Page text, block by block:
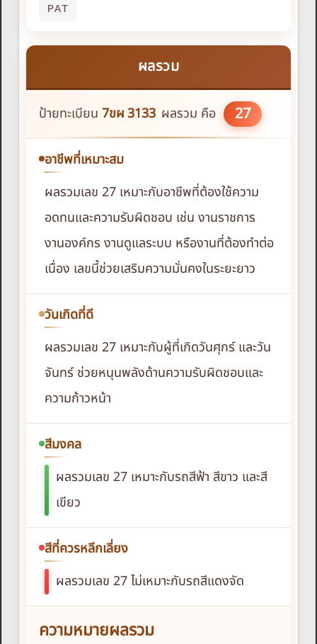
PAT
ผลรวม
ป้ายทะเบียน 7ขผ3133 ผลรวม คือ 27
อาชีพที่เหมาะสม
ผลรวมเลข 27 เหมาะกับอาชีพที่ต้องใช้ความ
อดทนและความรับผิดชอบ เช่น งานราชการ
งานองค์กร งานดูแลระบบ หรืองานที่ต้องทำต่อ
เนื่อง เลขนี้ช่วยเสริมความมั่นคงในระยะยาว
วันเกิดที่ดี
ผลรวมเลข 27 เหมาะกับผู้ที่เกิดวันศุกร์ และวัน
จันทร์ ช่วยหนุนพลังด้านความรับผิดชอบและ
ความก้าวหน้า
สีมงคล
ผลรวมเลข 27 เหมาะกับรถสีฟ้า สีขาว และสี
เขียว
สีที่ควรหลีกเลี่ยง
ผลรวมเลข 27 ไม่เหมาะกับรถสีแดงจัด
ความหมายผลรวม